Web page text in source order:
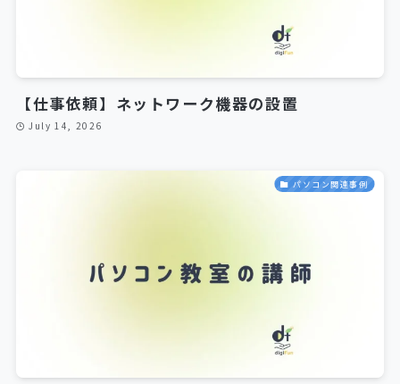
【仕事依頼】ネットワーク機器の設置
July 14, 2026
パソコン関連事例